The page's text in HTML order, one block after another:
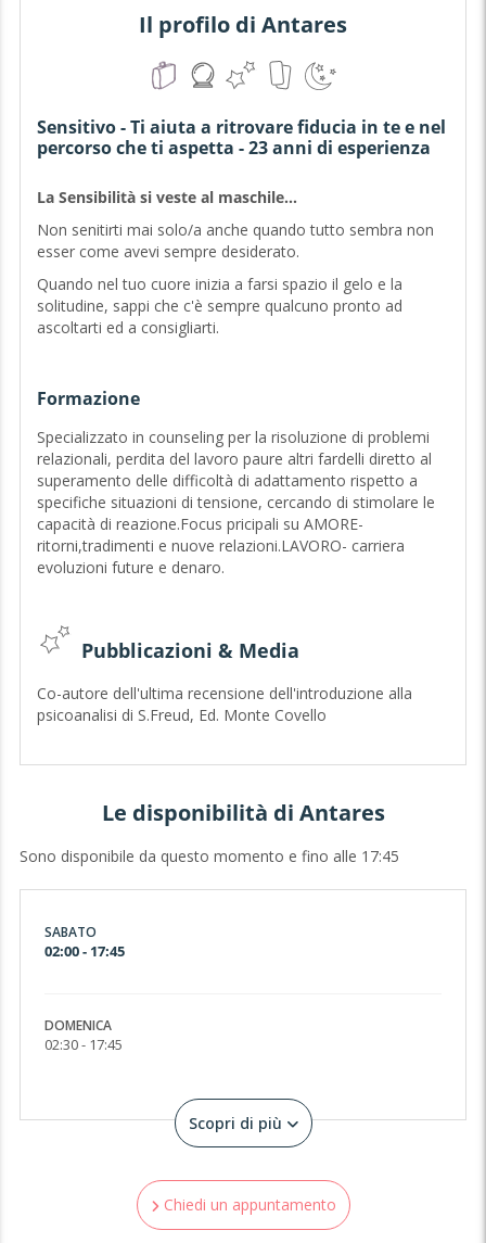
Il profilo di Antares
Sensitivo - Ti aiuta a ritrovare fiducia in te e nel
percorso che ti aspetta - 23 anni di esperienza
La Sensibilità si veste al maschile...
Non senitirti mai solo/a anche quando tutto sembra non
esser come avevi sempre desiderato.
Quando nel tuo cuore inizia a farsi spazio il gelo e la
solitudine, sappi che c'è sempre qualcuno pronto ad
ascoltarti ed a consigliarti.
La mia sensibilità e le mie sensazioni al tuo servizio,
paure.
Riservatezza massima garantita ed uno sguardo sul tuo
domani.
Per tutti, uomini e donne, ad ascoltarvi ci sarà molto più di
una voce, ci sarà qualcuno che saprà leggere nella vostra
anima mostrandovi chiarezza laddove chiarezza non c'è.
portera' a non identificarti piu' con le tue paure ma alla
riscoperta di te stesso/a liberandoti di alcuni vincoli che
oramai risultano inutili.....
Carpe diem.
Formazione
Specializzato in counseling per la risoluzione di problemi
relazionali, perdita del lavoro paure altri fardelli diretto al
superamento delle difficoltà di adattamento rispetto a
specifiche situazioni di tensione, cercando di stimolare le
capacità di reazione.Focus pricipali su AMORE-
ritorni,tradimenti e nuove relazioni.LAVORO- carriera
evoluzioni future e denaro.
Pubblicazioni & Media
Co-autore dell'ultima recensione dell'introduzione alla
psicoanalisi di S.Freud, Ed. Monte Covello
Le disponibilità di Antares
Sono disponibile da questo momento e fino alle 17:45
SABATO
02:00 - 17:45
DOMENICA
02:30 - 17:45
Scopri di più
Chiedi un appuntamento